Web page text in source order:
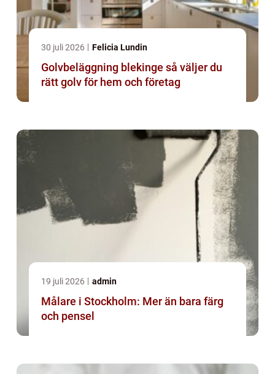
30 juli 2026 Felicia Lundin
Golvbeläggning blekinge så väljer du
rätt golv för hem och företag
19 juli 2026 admin
Målare i Stockholm: Mer än bara färg
och pensel